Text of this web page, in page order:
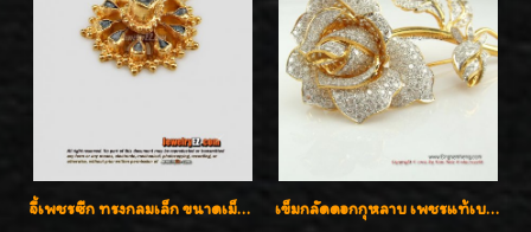
จี้เพชรซีก ทรงกลมเล็ก ขนาดเม็ดกระดุม สวยๆ เข็มกลัดดอกกุหลาบ เพชรแท้เบลเยี่ยมคัต งานปราณีตค่ะ